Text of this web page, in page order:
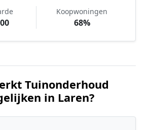
Koopwoningen
68%
Tuinonderhoud
in Laren?